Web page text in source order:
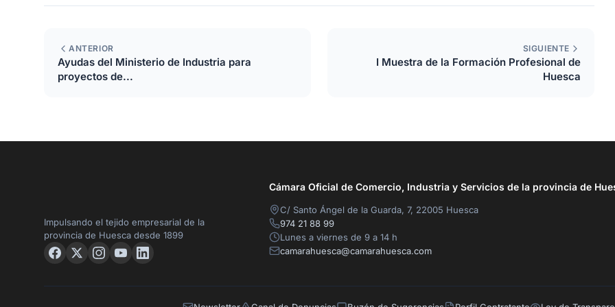
ANTERIOR
Ayudas del Ministerio de Industria para
proyectos de...
SIGUIENTE
I Muestra de la Formación Profesional de
Huesca
Impulsando el tejido empresarial de la
provincia de Huesca desde 1899
Cámara Oficial de Comercio, Industria y Servicios de la provincia de
C/ Santo Ángel de la Guarda, 7, 22005 Huesca
974 21 88 99
Lunes a viernes de 9 a 14 h
camarahuesca@camarahuesca.com